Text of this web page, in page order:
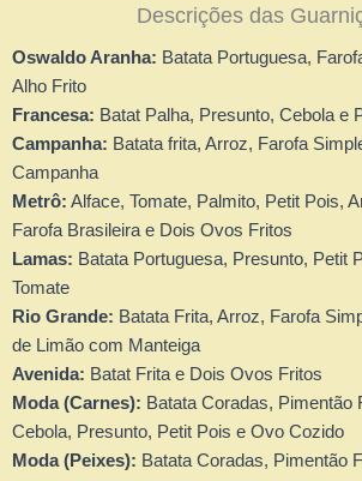
Descrições das
Oswaldo Aranha: Batata Portuguesa,
Alho Frito
Francesa: Batat Palha, Presunto, Cebola e
Campanha: Batata frita, Arroz, Farofa
Campanha
Metrô: Alface, Tomate, Palmito, Petit Pois,
Farofa Brasileira e Dois Ovos Fritos
Lamas: Batata Portuguesa, Presunto, Petit
Tomate
Rio Grande: Batata Frita, Arroz, Farofa
de Limão com Manteiga
Avenida: Batat Frita e Dois Ovos Fritos
Moda (Carnes): Batata Coradas, Pimentão
Cebola, Presunto, Petit Pois e Ovo Cozido
Moda (Peixes): Batata Coradas, Pimentão